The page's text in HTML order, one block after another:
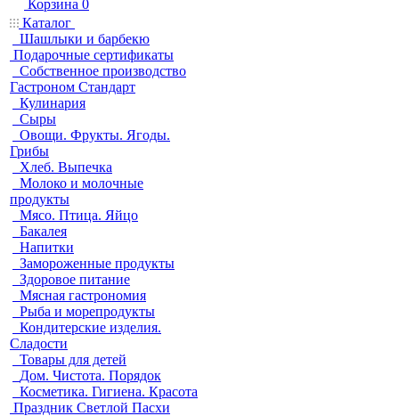
Корзина 0
Каталог
Шашлыки и барбекю
Подарочные сертификаты
Собственное производство
Гастроном Стандарт
Кулинария
Сыры
Овощи. Фрукты. Ягоды.
Грибы
Хлеб. Выпечка
Молоко и молочные
продукты
Мясо. Птица. Яйцо
Бакалея
Напитки
Замороженные продукты
Здоровое питание
Мясная гастрономия
Рыба и морепродукты
Кондитерские изделия.
Сладости
Товары для детей
Дом. Чистота. Порядок
Косметика. Гигиена. Красота
Праздник Светлой Пасхи